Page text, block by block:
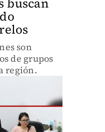
son
de grupos
región.